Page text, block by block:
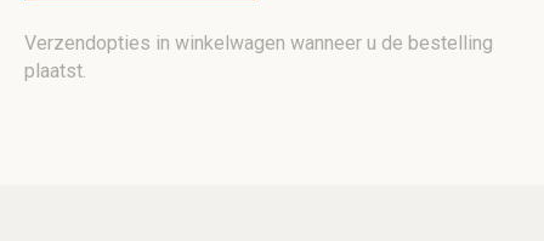
Verzendopties in winkelwagen wanneer u de bestelling
plaatst.